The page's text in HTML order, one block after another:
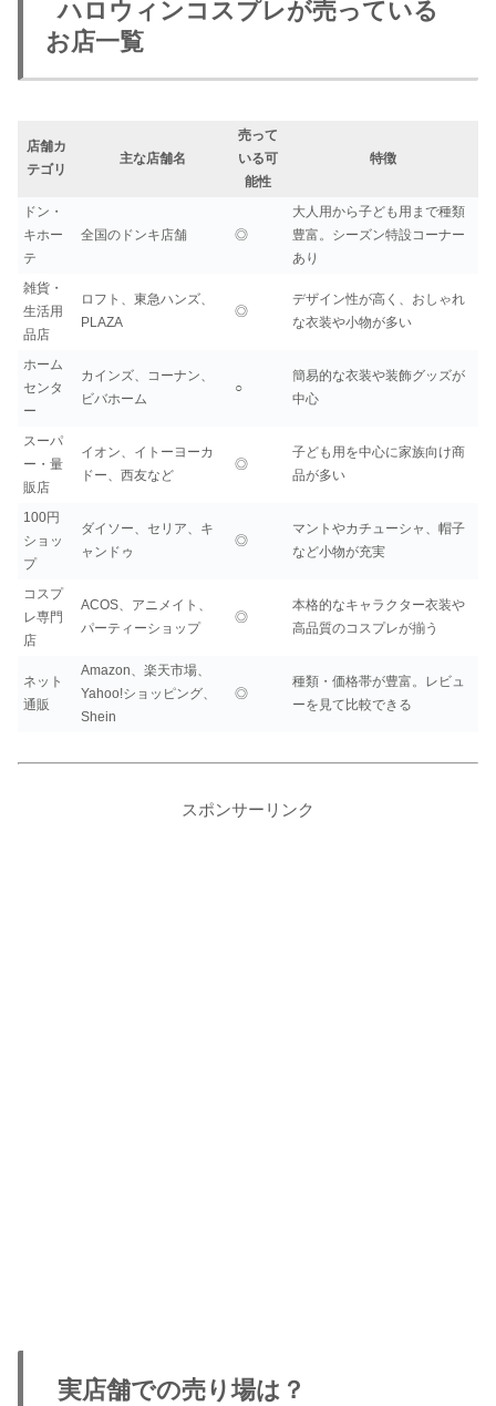
ハロウィンコスプレが売っている
お店一覧
店舗カ
テゴリ
主な店舗名
売って
いる可
能性
特徴
ドン・
キホー
テ
全国のドンキ店舗 ◎
大人用から子ども用まで種類
豊富。シーズン特設コーナー
あり
雑貨・
生活用
品店
ロフト、東急ハンズ、
PLAZA
◎
デザイン性が高く、おしゃれ
な衣装や小物が多い
ホーム
センタ
ー
カインズ、コーナン、
ビバホーム
○
簡易的な衣装や装飾グッズが
中心
スーパ
ー・量
販店
イオン、イトーヨーカ
ドー、西友など
◎
子ども用を中心に家族向け商
品が多い
100円
ショッ
プ
ダイソー、セリア、キ
ャンドゥ
◎
マントやカチューシャ、帽子
など小物が充実
コスプ
レ専門
店
ACOS、アニメイト、
パーティーショップ
◎
本格的なキャラクター衣装や
高品質のコスプレが揃う
ネット
通販
Amazon、楽天市場、
Yahoo!ショッピング、
Shein
◎
種類・価格帯が豊富。レビュ
ーを見て比較できる
スポンサーリンク
実店舗での売り場は？